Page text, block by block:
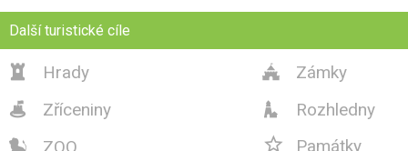
Další turistické cíle
 Hrady  Zámky
 Zříceniny  Rozhledny
 ZOO  Památky